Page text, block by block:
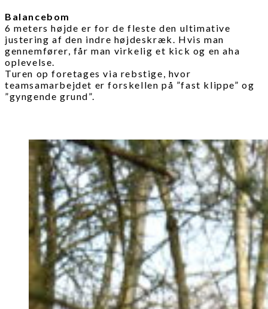
Balancebom
6 meters højde er for de fleste den ultimative
justering af den indre højdeskræk. Hvis man
gennemfører, får man virkelig et kick og en aha
oplevelse.
Turen op foretages via rebstige, hvor
teamsamarbejdet er forskellen på ”fast klippe” og
”gyngende grund”.